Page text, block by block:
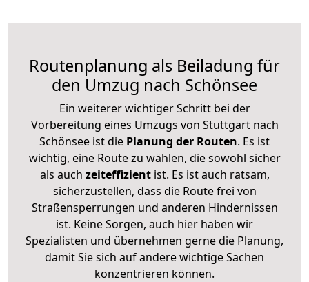
Routenplanung als Beiladung für
den Umzug nach Schönsee
Ein weiterer wichtiger Schritt bei der
Vorbereitung eines Umzugs von Stuttgart nach
Schönsee ist die Planung der Routen. Es ist
wichtig, eine Route zu wählen, die sowohl sicher
als auch zeiteffizientist. Es ist auch ratsam,
sicherzustellen, dass die Route frei von
Straßensperrungen und anderen Hindernissen
ist. Keine Sorgen, auch hier haben wir
Spezialisten und übernehmen gerne die Planung,
damit Sie sich auf andere wichtige Sachen
konzentrieren können.